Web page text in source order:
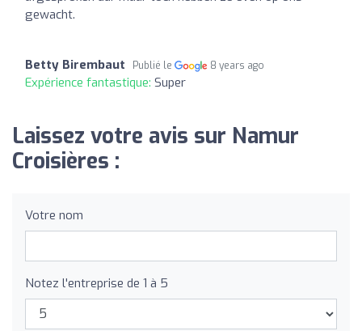
gewacht.
Betty Birembaut Publié le 8 years ago
Expérience fantastique: Super
Laissez votre avis sur Namur
Croisières :
Votre nom
Notez l'entreprise de 1 à 5